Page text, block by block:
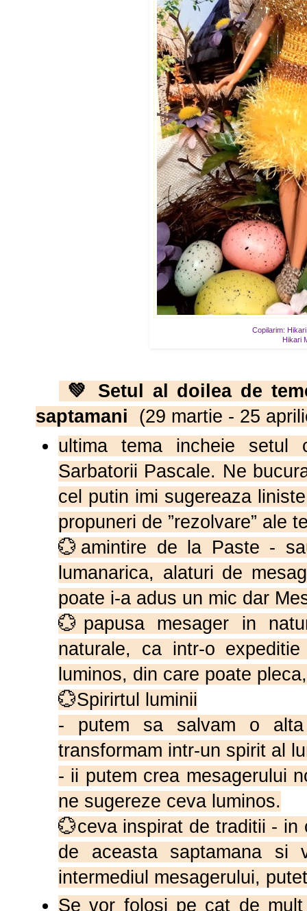
Copilarim:
Hikari
💚 Setul al doilea de
saptamani
(29 martie - 25
ultima tema incheie
Sarbatorii Pascale. Ne
cel putin imi sugereaza
propuneri de ”rezolvare” ale
💮amintire de la Paste -
lumanarica, alaturi de
poate i-a adus un mic dar
💮papusa mesager in
naturale, ca intr-o
luminos, din care poate
💮Spirirtul luminii
- putem sa salvam o
transformam intr-un spirit al
- ii putem crea mesagerului
ne sugereze ceva luminos.
💮ceva inspirat de traditii - in
de aceasta saptamana
intermediul mesagerului,
Se vor folosi pe cat de